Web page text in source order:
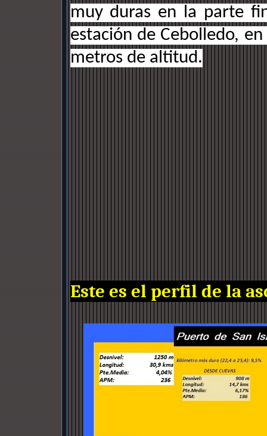
muy duras en la parte
estación de Cebolledo,
metros de altitud.
Este es el perfil de la